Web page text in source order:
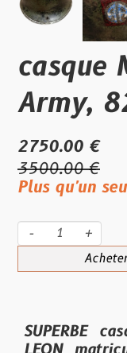
casque
Army,
2750.00 €
3500.00 €
Plus qu'un
- +
Acheter
SUPERBE